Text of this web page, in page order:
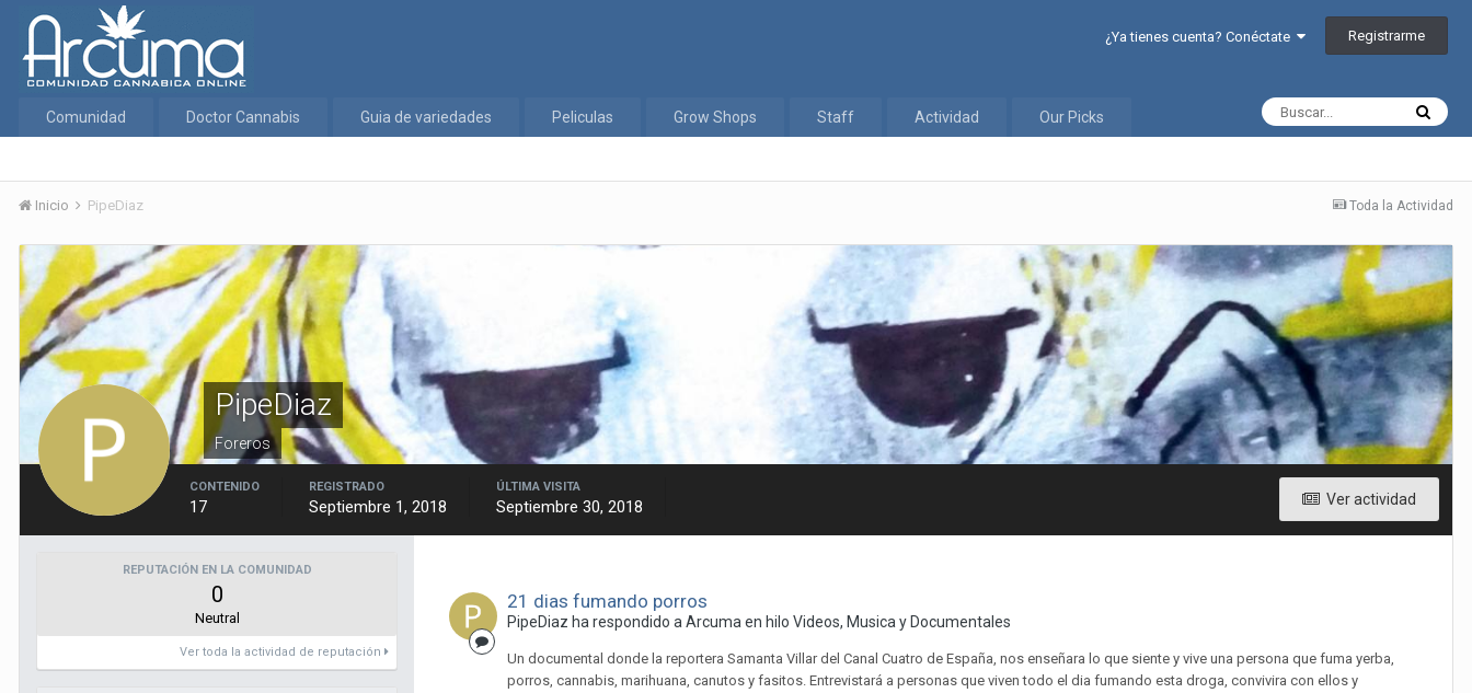
¿Ya tienes cuenta? Conéctate Registrarme
Comunidad Doctor Cannabis Guia de variedades Peliculas Grow Shops Staff Actividad Our Picks
Toda la Actividad
Inicio PipeDiaz
PipeDiaz
Foreros
Ver actividad
CONTENIDO
17
REGISTRADO
Septiembre 1, 2018
ÚLTIMA VISITA
Septiembre 30, 2018
REPUTACIÓN EN LA COMUNIDAD
0
Neutral
Ver toda la actividad de reputación
21 dias fumando porros
PipeDiaz ha respondido a Arcuma en hilo Videos, Musica y Documentales
Un documental donde la reportera Samanta Villar del Canal Cuatro de España, nos enseñara lo que siente y vive una persona que fuma yerba ,
porros, cannabis, marihuana, ca nutos y fasitos. Entrevistará a personas que viven todo el dia fumando esta droga, convivira con ellos y